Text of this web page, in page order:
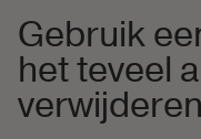
Gebruik
het teveel
verwijderen